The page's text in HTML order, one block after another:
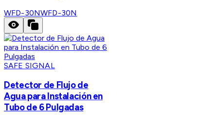
WFD-30NWFD-30N
SAFE SIGNAL
Detector de Flujo de
Agua para Instalación en
Tubo de 6 Pulgadas